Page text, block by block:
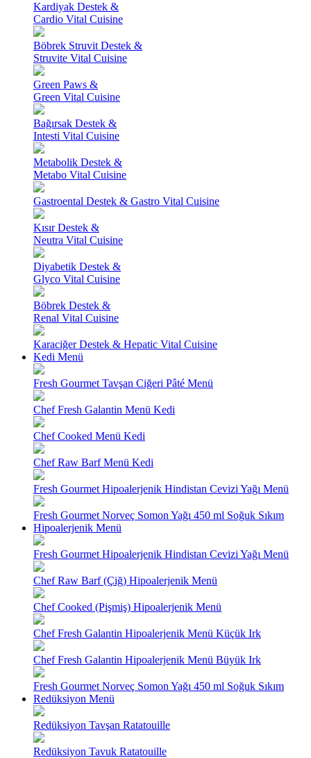
Kardiyak Destek &
Cardio Vital Cuisine
Böbrek Struvit Destek &
Struvite Vital Cuisine
Green Paws &
Green Vital Cuisine
Bağırsak Destek &
Intesti Vital Cuisine
Metabolik Destek &
Metabo Vital Cuisine
Gastroental Destek & Gastro Vital Cuisine
Kısır Destek &
Neutra Vital Cuisine
Diyabetik Destek &
Glyco Vital Cuisine
Böbrek Destek &
Renal Vital Cuisine
Karaciğer Destek & Hepatic Vital Cuisine
Kedi Menü
Fresh Gourmet Tavşan Ciğeri Pâté Menü
Chef Fresh Galantin Menü Kedi
Chef Cooked Menü Kedi
Chef Raw Barf Menü Kedi
Fresh Gourmet Hipoalerjenik Hindistan Cevizi Yağı Menü
Fresh Gourmet Norveç Somon Yağı 450 ml Soğuk Sıkım
Hipoalerjenik Menü
Fresh Gourmet Hipoalerjenik Hindistan Cevizi Yağı Menü
Chef Raw Barf (Çiğ) Hipoalerjenik Menü
Chef Cooked (Pişmiş) Hipoalerjenik Menü
Chef Fresh Galantin Hipoalerjenik Menü Küçük Irk
Chef Fresh Galantin Hipoalerjenik Menü Büyük Irk
Fresh Gourmet Norveç Somon Yağı 450 ml Soğuk Sıkım
Redüksiyon Menü
Redüksiyon Tavşan Ratatouille
Redüksiyon Tavuk Ratatouille